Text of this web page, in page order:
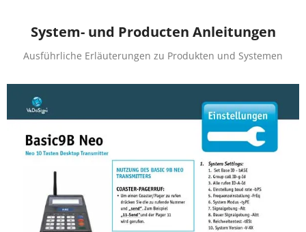
System- und Producten Anleitungen
Ausführliche Erläuterungen zu Produkten und Systemen